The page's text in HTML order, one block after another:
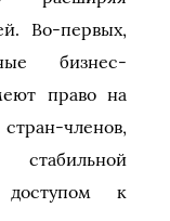
Во-первых,
бизнес-
право на
членов,
к